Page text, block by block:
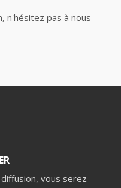
n'hésitez pas à nous
vous serez